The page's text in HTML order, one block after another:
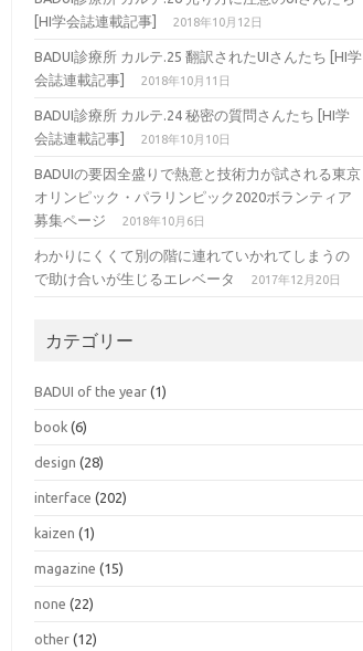
[HI学会誌連載記事]
2018年10月12日
BADUI診療所 カルテ.25 翻訳されたUIさんたち [HI学
会誌連載記事]
2018年10月11日
BADUI診療所 カルテ.24 秘密の質問さんたち [HI学
会誌連載記事]
2018年10月10日
BADUIの要因全盛りで熱意と技術力が試される東京
オリンピック・パラリンピック2020ボランティア
募集ページ
2018年10月6日
わかりにくくて別の階に連れていかれてしまうの
で助け合いが生じるエレベータ
2017年12月20日
カテゴリー
BADUI of the year (1)
book (6)
design (28)
interface (202)
kaizen (1)
magazine (15)
none (22)
other (12)